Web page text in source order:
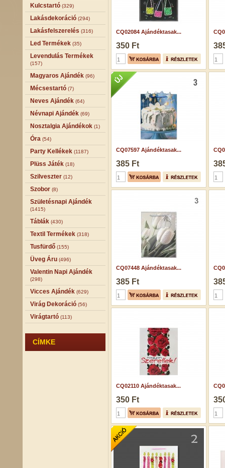
Kulcstartó (329)
Lakásdekoráció (294)
Lakásfelszerelés (316)
Led Termékek (35)
Levendulás Termékek
(157)
Magyaros Ajándék (96)
Mécsestartó (7)
Neves Ajándék (64)
Névnapi Ajándék (69)
Nosztalgia Ajándékok (1)
Óra (54)
Party Kellékek (1187)
Plüss Játék (18)
Szilveszter (12)
Szobor (8)
Születésnapi Ajándék
(1415)
Táblák (430)
Textil Termékek (318)
Tusfürdő (155)
Üveg Áru (496)
Valentin Napi Ajándék
(298)
Vicces Ajándék (629)
Virág Dekoráció (56)
Virágtartó (113)
CÍMKE
CQ02084 Ajándéktasak...
350 Ft
CQ07597 Ajándéktasak...
385 Ft
CQ07448 Ajándéktasak...
385 Ft
CQ02110 Ajándéktasak...
350 Ft